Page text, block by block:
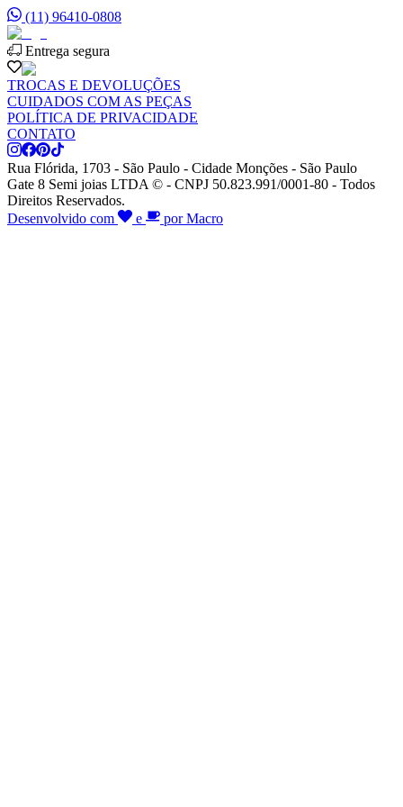
(11) 96410-0808
Entrega segura
TROCAS E DEVOLUÇÕES
CUIDADOS COM AS PEÇAS
POLÍTICA DE PRIVACIDADE
CONTATO
Rua Flórida, 1703 - São Paulo - Cidade Monções - São Paulo
Gate 8 Semi joias LTDA © - CNPJ 50.823.991/0001-80 - Todos
Direitos Reservados.
Desenvolvido com
e por Macro